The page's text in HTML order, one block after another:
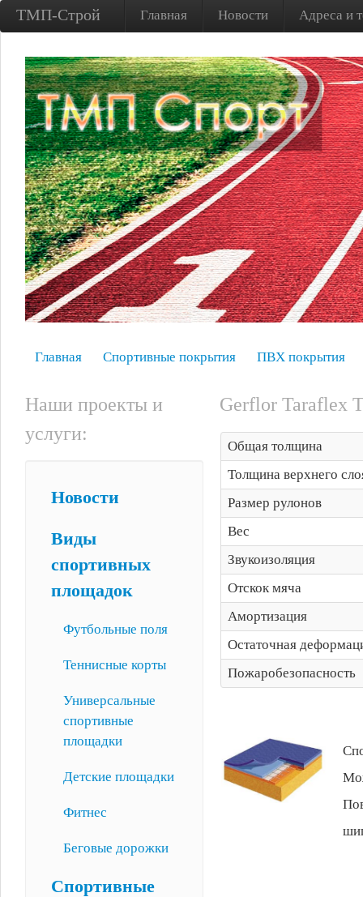
ТМП-Строй Главная Новости Адреса и
Главная Спортивные покрытия ПВХ покрытия
Наши проекты и
услуги:
Новости
Виды
спортивных
площадок
Футбольные поля
Теннисные корты
Универсальные
спортивные
площадки
Детские площадки
Фитнес
Беговые дорожки
Спортивные
Gerflor Taraflex
Общая толщина
Толщина верхнего
Размер рулонов
Вес
Звукоизоляция
Отскок мяча
Амортизация
Остаточная
Пожаробезопасность